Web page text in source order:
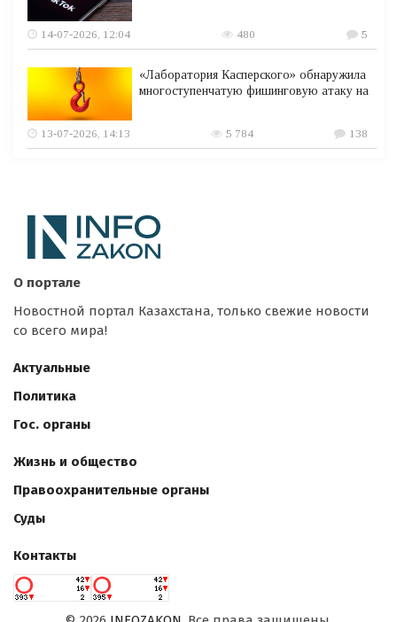
14-07-2026, 12:04 480 5
«Лаборатория Касперского» обнаружила
многоступенчатую фишинговую атаку на
13-07-2026, 14:13 5 784 138
О портале
Новостной портал Казахстана, только свежие новости
со всего мира!
Актуальные
Политика
Гос. органы
Жизнь и общество
Правоохранительные органы
Суды
Контакты